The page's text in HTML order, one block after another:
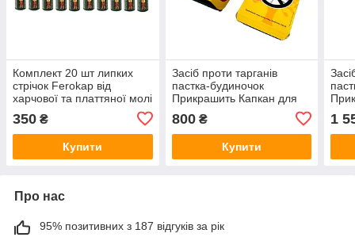
Комплект 20 шт липких
стрічок Ferokap від
харчової та платтяної молі
350 ₴
Купити
Засіб проти тарганів
пастка-будиночок
Прикрашить Капкан для
800₴
Купити
1
Про нас
95% позитивних з 187 відгуків за рік